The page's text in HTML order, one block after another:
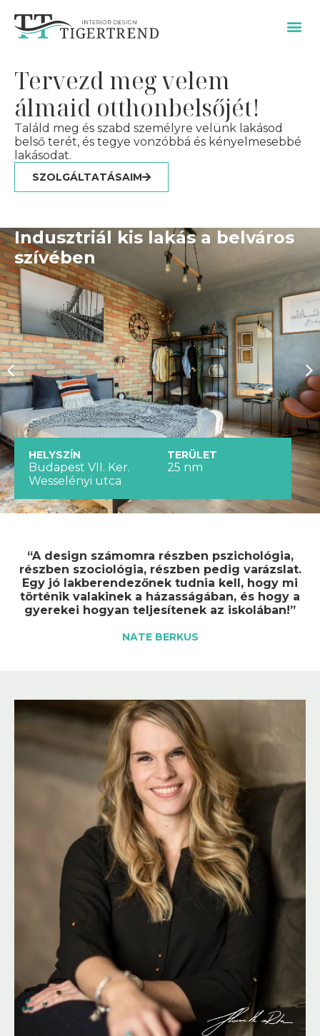
Tervezd meg velem
álmaid otthonbelsőjét!
Találd meg és szabd személyre velünk lakásod
belső terét, és tegye vonzóbbá és kényelmesebbé
lakásodat.
SZOLGÁLTATÁSAIM
Indusztriál kis lakás a belváros
szívében
HELYSZÍN
Budapest VII. Ker.
Wesselényi utca
TERÜLET
25 nm
“A design számomra részben pszichológia,
részben szociológia, részben pedig varázslat.
Egy jó lakberendezőnek tudnia kell, hogy mi
történik valakinek a házasságában, és hogy a
gyerekei hogyan teljesítenek az iskolában!”
NATE BERKUS